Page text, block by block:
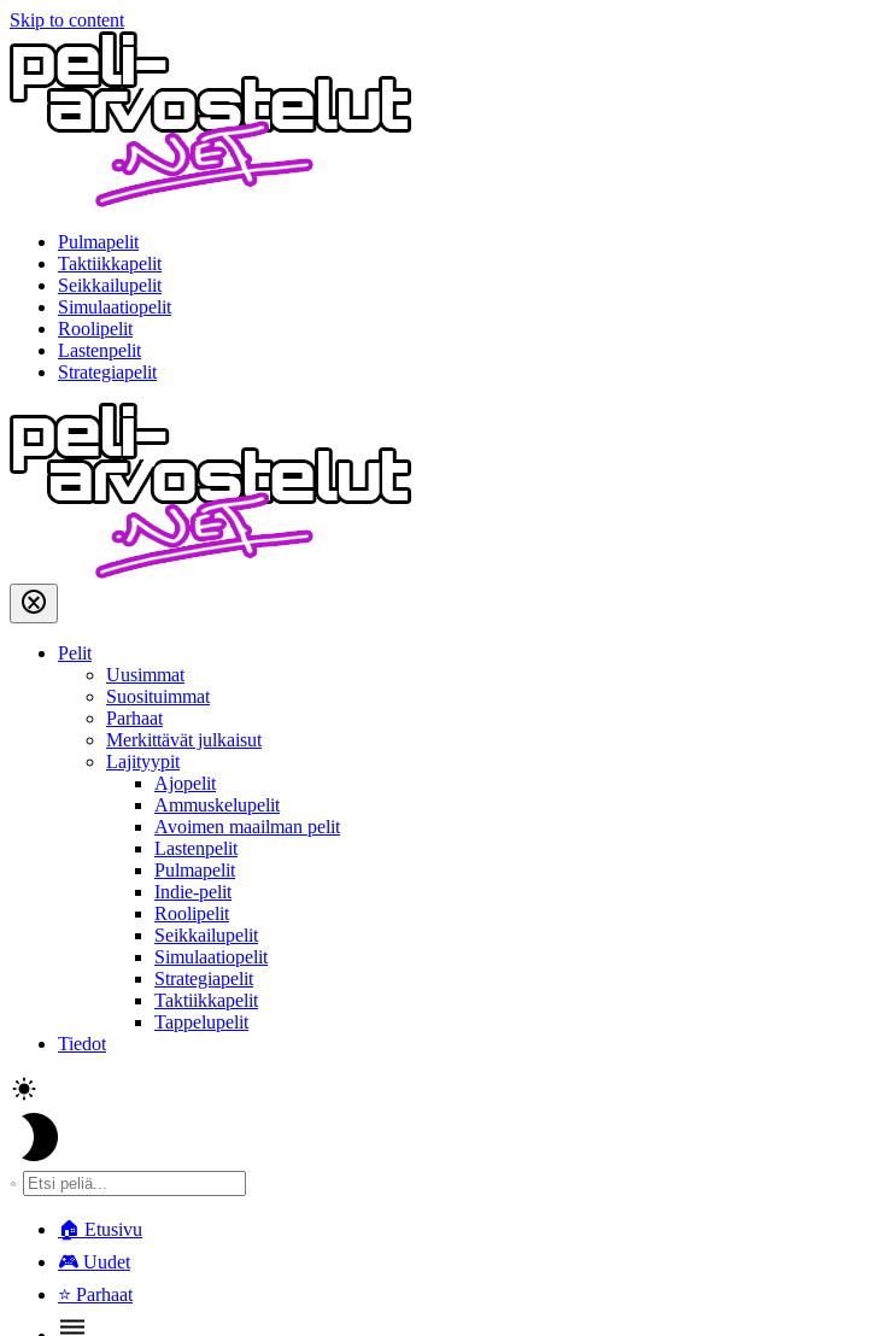
Skip to content
Pulmapelit
Taktiikkapelit
Seikkailupelit
Simulaatiopelit
Roolipelit
Lastenpelit
Strategiapelit
Pelit
Uusimmat
Suosituimmat
Parhaat
Merkittävät julkaisut
Lajityypit
Ajopelit
Ammuskelupelit
Avoimen maailman pelit
Lastenpelit
Pulmapelit
Indie-pelit
Roolipelit
Seikkailupelit
Simulaatiopelit
Strategiapelit
Taktiikkapelit
Tappelupelit
Tiedot
🏠 Etusivu
🎮 Uudet
⭐ Parhaat